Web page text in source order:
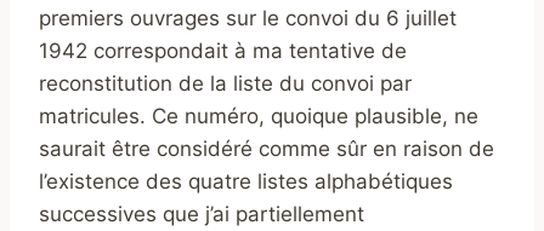
premiers ouvrages sur le convoi du 6 juillet
1942 correspondait à ma tentative de
reconstitution de la liste du convoi par
matricules. Ce numéro, quoique plausible, ne
saurait être considéré comme sûr en raison de
l’existence des quatre listes alphabétiques
successives que j’ai partiellement